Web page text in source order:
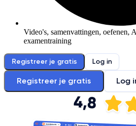
Video's, samenvattingen, oefenen,
examentraining
Registreer je gratis Log in
Registreer je gratis Log